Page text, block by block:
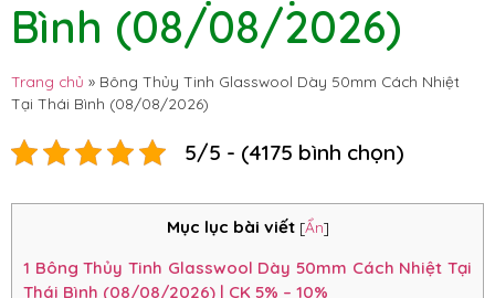
Bình (08/08/2026)
Trang chủ » Bông Thủy Tinh Glasswool Dày 50mm Cách Nhiệt
Tại Thái Bình (08/08/2026)
5/5 - (4175 bình chọn)
Mục lục bài viết [Ẩn]
1 Bông Thủy Tinh Glasswool Dày 50mm Cách Nhiệt Tại
Thái Bình (08/08/2026) | CK 5% – 10%